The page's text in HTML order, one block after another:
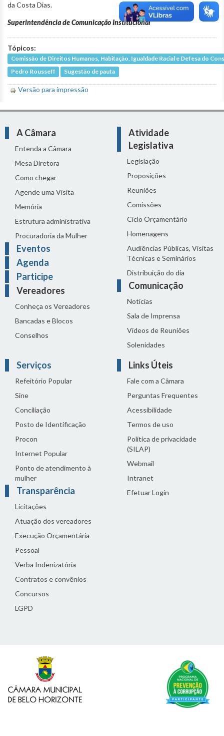
da Costa Dias.
Superintendência de Comunicação Institucional
Tópicos:
Comissão de Direitos Humanos, Habitação, Igualdade Racial e Defesa do
Pedro Rousseff
Sugestão de pauta
Versão para impressão
A Câmara
Entenda a Câmara
Mesa Diretora
Como chegar
Agende uma Visita
Memória
Estrutura administrativa
Procuradoria da Mulher
Eventos
Agenda
Participe
Vereadores
Conheça os Vereadores
Bancadas e Blocos
Conselhos
Atividade
Legislativa
Legislação
Proposições
Reuniões
Comissões
Ciclo Orçamentário
Homenagens
Audiências Públicas, Visitas
Técnicas e Seminários
Distribuição do dia
Comunicação
Notícias
Sala de Imprensa
Vídeos de Reuniões
Solenidades
Serviços
Refeitório Popular
Sine
Conciliação
Posto de Identificação
Procon
Internet Popular
Ponto de atendimento à
mulher
Transparência
Licitações
Atuação dos vereadores
Execução Orçamentária
Pessoal
Verba Indenizatória
Contratos e convênios
Concursos
LGPD
Links Úteis
Fale com a Câmara
Perguntas Frequentes
Acessibilidade
Termos de uso
Política de privacidade
(SILAP)
Webmail
Intranet
Efetuar Login